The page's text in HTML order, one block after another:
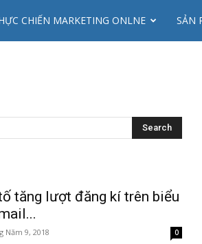
CHIẾN MARKETING ONLNE SẢN
tăng lượt đăng kí trên biểu
Năm 9, 2018 0